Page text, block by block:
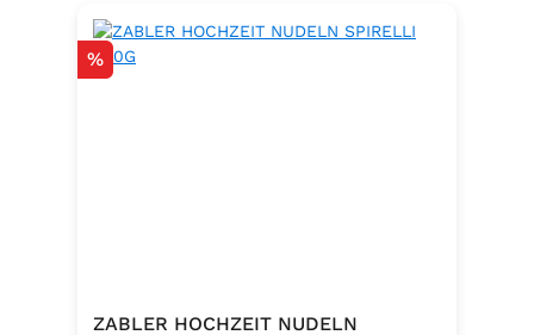
Rabatt
%
ZABLER HOCHZEIT NUDELN